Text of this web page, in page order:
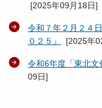
[2025年09月18日]
令和７年２月２４
０２５』
[2025年
令和6年度「東北文
09日]